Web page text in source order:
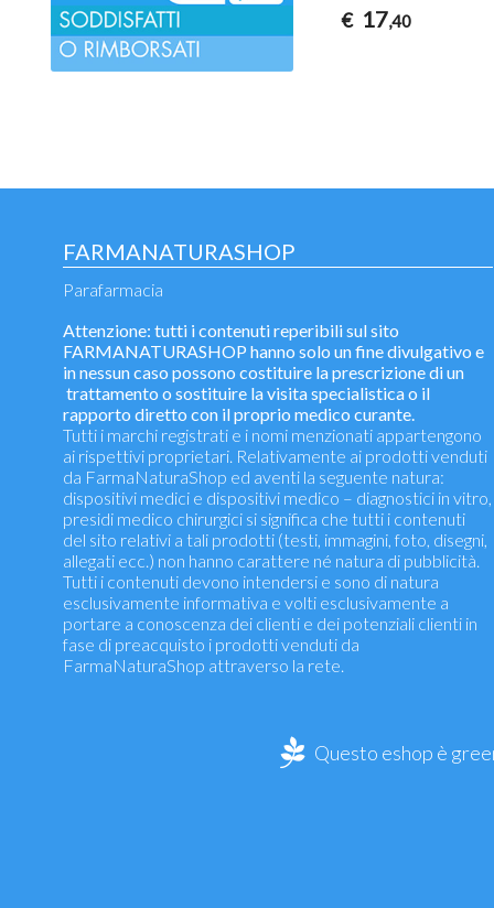
€ 17,40
FARMANATURASHOP
Parafarmacia
Attenzione: tutti i contenuti reperibili sul sito
FARMANATURASHOP hanno solo un fine divulgativo e
in nessun caso possono costituire la prescrizione di un
trattamento o sostituire la visita specialistica o il
rapporto diretto con il proprio medico curante.
Tutti i marchi registrati e i nomi menzionati appartengono
ai rispettivi proprietari. Relativamente ai prodotti venduti
da FarmaNaturaShop ed aventi la seguente natura:
dispositivi medici e dispositivi medico – diagnostici in vitro,
presidi medico chirurgici si significa che tutti i contenuti
del sito relativi a tali prodotti (testi, immagini, foto, disegni,
allegati ecc.) non hanno carattere né natura di pubblicità.
Tutti i contenuti devono intendersi e sono di natura
esclusivamente informativa e volti esclusivamente a
portare a conoscenza dei clienti e dei potenziali clienti in
fase di preacquisto i prodotti venduti da
FarmaNaturaShop attraverso la rete.
Questo eshop è